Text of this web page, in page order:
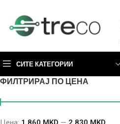
СИТЕ КАТЕГОРИИ
ФИЛТРИРАЈ ПО ЦЕНА